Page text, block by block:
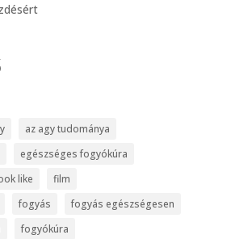
az agy tudománya
egészséges fogyókúra
like
film
fogyás
fogyás egészségesen
fogyókúra